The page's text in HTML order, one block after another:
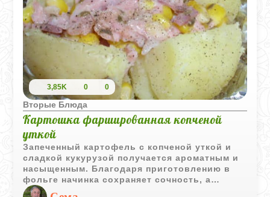
3,85K 0 0
Вторые Блюда
Картошка фаршированная копченой
уткой
Запеченный картофель с копченой уткой и
сладкой кукурузой получается ароматным и
насыщенным. Благодаря приготовлению в
фольге начинка сохраняет сочность, а
картофель остается мягким и рассыпчатым.